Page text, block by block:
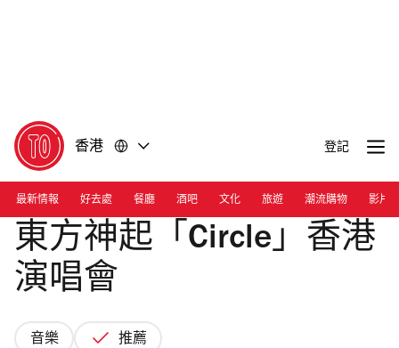
香港 登記
最新情報 好去處 餐廳 酒吧 文化 旅遊 潮流購物 影片
東方神起「Circle」香港
演唱會
音樂 推薦